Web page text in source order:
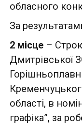
обласного
За
2 місце –
Дмитрівської
області, в
графіка”, за